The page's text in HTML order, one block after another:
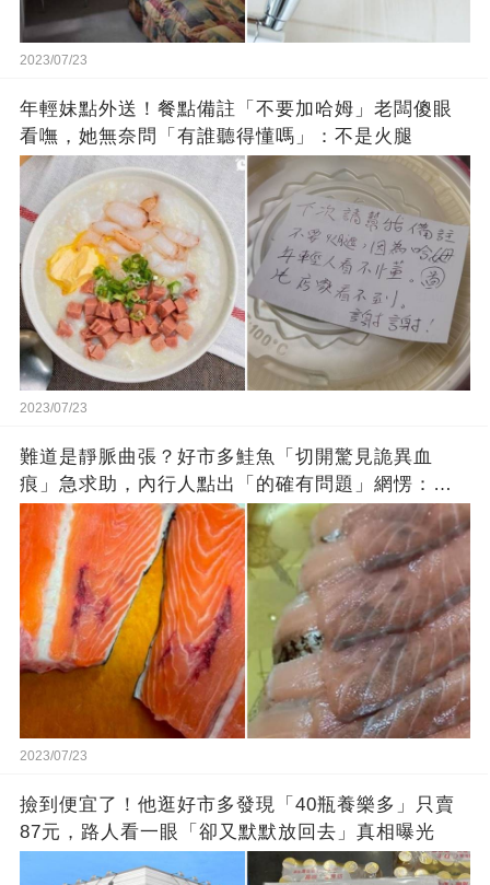
2023/07/23
年輕妹點外送！餐點備註「不要加哈姆」老闆傻眼
看嘸，她無奈問「有誰聽得懂嗎」：不是火腿
2023/07/23
難道是靜脈曲張？好市多鮭魚「切開驚見詭異血
痕」急求助，內行人點出「的確有問題」網愣：不
退貨照吃
2023/07/23
撿到便宜了！他逛好市多發現「40瓶養樂多」只賣
87元，路人看一眼「卻又默默放回去」真相曝光